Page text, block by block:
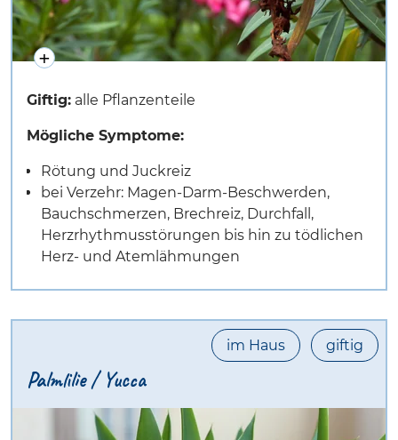
Giftig: alle Pflanzenteile
Mögliche Symptome:
Rötung und Juckreiz
bei Verzehr: Magen-Darm-Beschwerden,
Bauchschmerzen, Brechreiz, Durchfall,
Herzrhythmusstörungen bis hin zu tödlichen
Herz- und Atemlähmungen
im Haus giftig
Palmlilie / Yucca